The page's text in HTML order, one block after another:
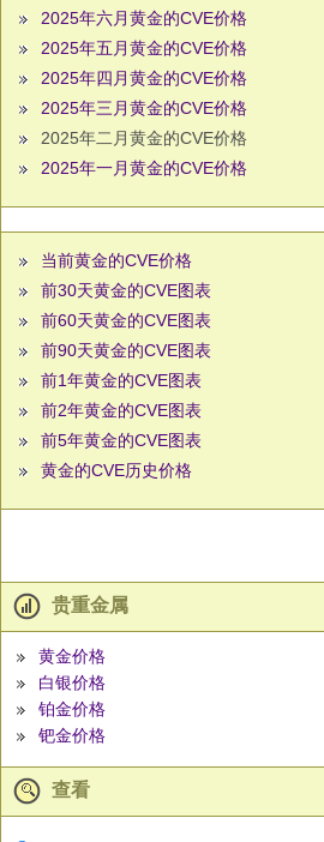
2025年六月黄金的CVE价格
2025年五月黄金的CVE价格
2025年四月黄金的CVE价格
2025年三月黄金的CVE价格
2025年二月黄金的CVE价格
2025年一月黄金的CVE价格
当前黄金的CVE价格
前30天黄金的CVE图表
前60天黄金的CVE图表
前90天黄金的CVE图表
前1年黄金的CVE图表
前2年黄金的CVE图表
前5年黄金的CVE图表
黄金的CVE历史价格
贵重金属
黄金价格
白银价格
铂金价格
钯金价格
查看